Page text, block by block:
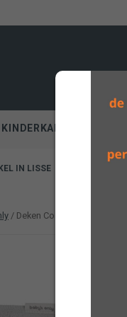
KINDERKAMER
IN LISSE
/ Deken Cozy Dusty grey